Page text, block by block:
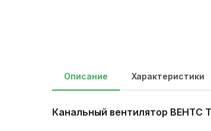
Описание Характеристики
Канальный вентилятор ВЕНТС